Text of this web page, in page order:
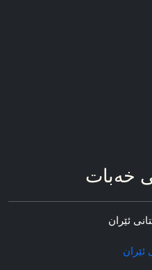
خه‌بات
ئێران
ئێران